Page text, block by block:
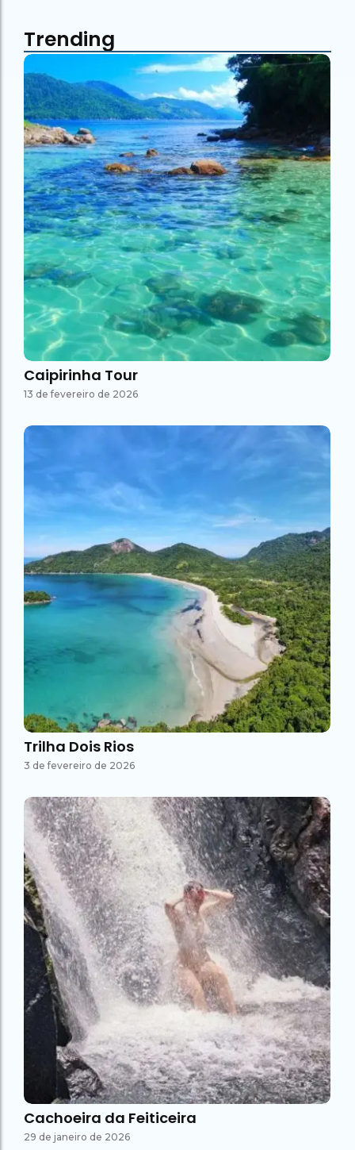
Trending
Caipirinha Tour
13 de fevereiro de 2026
Trilha Dois Rios
3 de fevereiro de 2026
Cachoeira da Feiticeira
29 de janeiro de 2026